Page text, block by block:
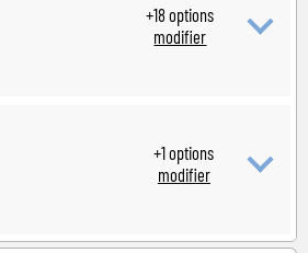
+18options
modifier
+1options
modifier